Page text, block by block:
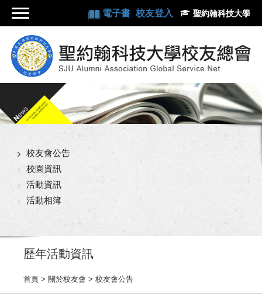
電子書 校友登入 聖約翰科技大學
校友會公告
校園資訊
活動資訊
活動相簿
歷年活動資訊
首頁 > 關於校友會 > 校友會公告